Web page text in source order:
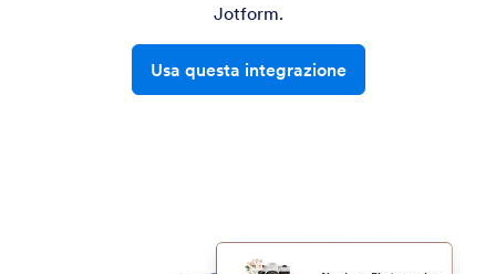
Jotform.
Usa questa integrazione